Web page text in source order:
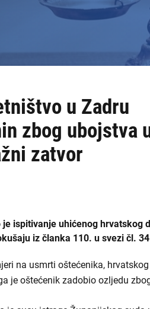
ŽDO
ŽDO Pula -
ŽDO Sisak
ŽDO Varaždin
ŽDO Velika
ŽDO Vukovar
u Zadru
zbog ubojstva
zatvor
ispitivanje uhićenog hrvatskog
iz članka 110. u svezi čl.
na usmrti oštećenika,
je oštećenik zadobio ozljedu